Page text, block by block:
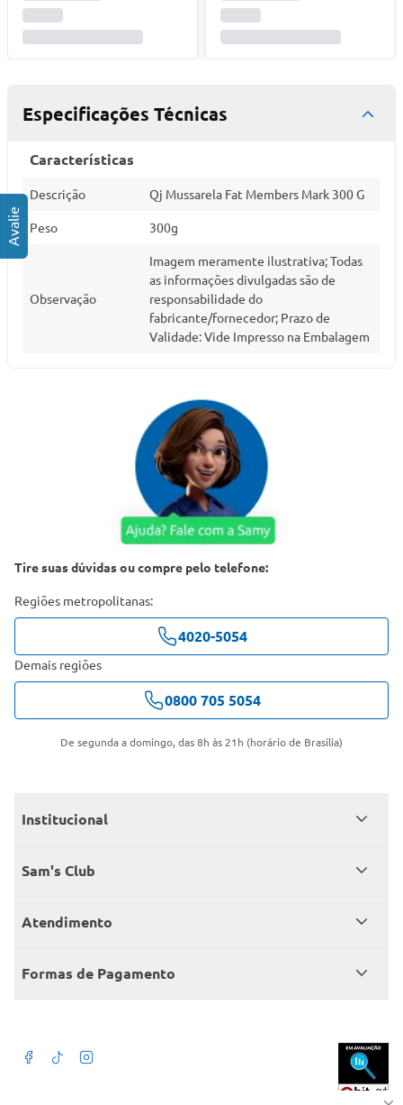
Especificações Técnicas
Características
Descrição Qj Mussarela Fat Members Mark 300 G
Peso 300g
Observação
Imagem meramente ilustrativa; Todas
as informações divulgadas são de
responsabilidade do
fabricante/fornecedor; Prazo de
Validade: Vide Impresso na Embalagem
Tire suas dúvidas ou compre pelo telefone:
Regiões metropolitanas:
4020-5054
Demais regiões
0800 705 5054
De segunda a domingo, das 8h às 21h (horário de Brasília)
Institucional
Quem somos
Encontre um Clube
Sam's Club
Seja sócio
Member’s Mark
Atendimento
Fale conosco
Atendimento em libras
Formas de Pagamento